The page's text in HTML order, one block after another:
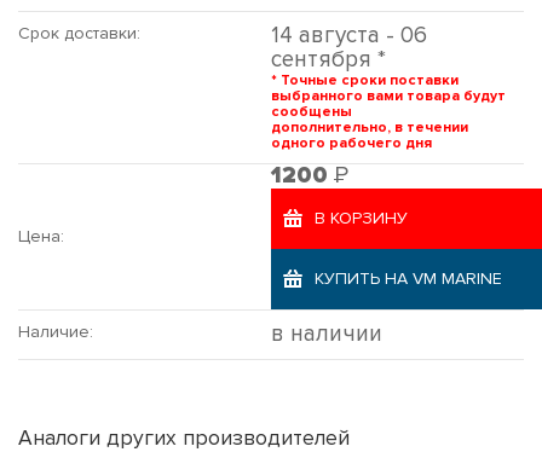
Срок доставки:
14 августа - 06
сентября *
* Точные сроки поставки
выбранного вами товара будут
сообщены
дополнительно, в течении
одного рабочего дня
Цена:
1200 Р
В КОРЗИНУ
КУПИТЬ НА VM MARINE
Наличие: в наличии
Аналоги других производителей